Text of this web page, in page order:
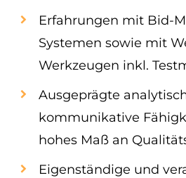
Erfahrungen mit Bid-
Systemen sowie mit
Werkzeugen inkl.
Ausgeprägte
kommunikative
hohes Maß an
Eigenständige und